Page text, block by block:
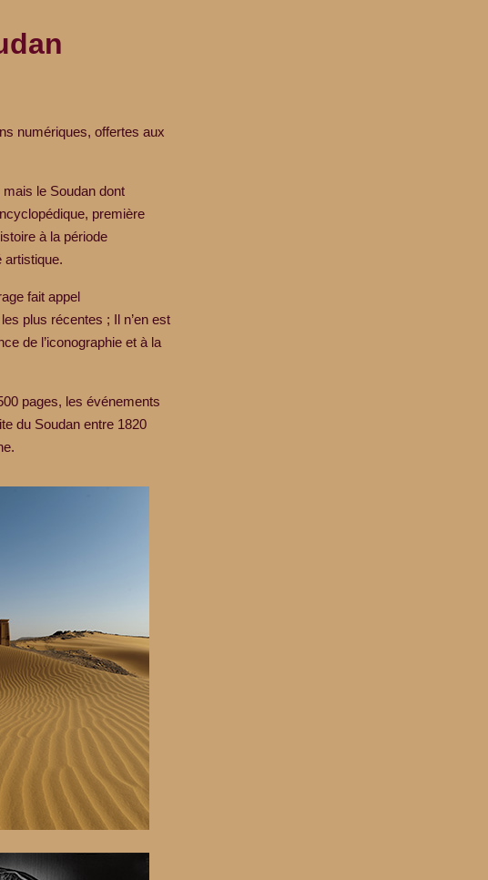
numériques, offertes aux
le Soudan dont
première
à la période
artistique.
fait appel
plus récentes ; Il n’en est
de l’iconographie et à la
pages, les événements
du Soudan entre 1820